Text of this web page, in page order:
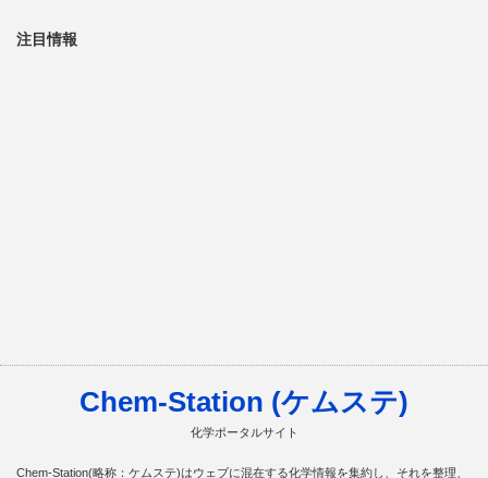
注目情報
Chem-Station (ケムステ)
化学ポータルサイト
Chem-Station(略称：ケムステ)はウェブに混在する化学情報を集約し、それを整理、